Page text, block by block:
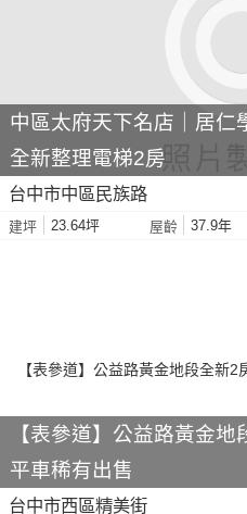
中區太府天下名店｜居仁
全新整理電梯2房
台中市中區民族路
建坪 23.64坪 屋齡 37.9年
【表參道】公益路黃金地
平車稀有出售
台中市西區精美街